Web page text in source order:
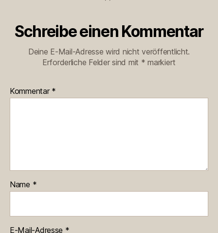
Schreibe einen Kommentar
Deine E-Mail-Adresse wird nicht veröffentlicht.
Erforderliche Felder sind mit * markiert
Kommentar *
Name *
E-Mail-Adresse *